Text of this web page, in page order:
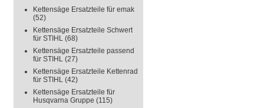
Kettensäge Ersatzteile für emak
(52)
Kettensäge Ersatzteile Schwert
für STIHL (68)
Kettensäge Ersatzteile passend
für STIHL (27)
Kettensäge Ersatzteile Kettenrad
für STIHL (42)
Kettensäge Ersatzteile für
Husqvarna Gruppe (115)